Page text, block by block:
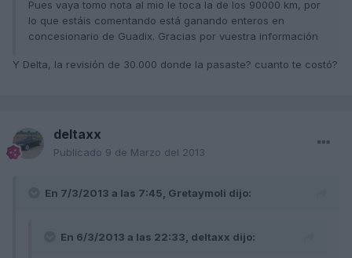
Pues vaya tomo nota al mio le toca la de los 90000 km, por
lo que estáis comentando está ganando enteros en
concesionario de Guadix. Gracias por vuestra información
Y Delta, la revisión de 30.000 donde la pasaste? cuanto te costó?
deltaxx
Publicado 9 de Marzo del 2013
En 7/3/2013 a las 7:45, Gretaymoli dijo:
En 6/3/2013 a las 22:33, deltaxx dijo: